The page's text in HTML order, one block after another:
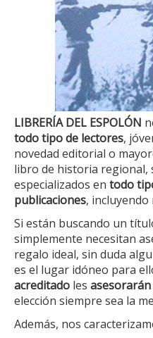
LIBRERÍA DEL ESPOLÓN
todo tipo de lectores,
novedad editorial o
libro de historia regional,
especializados en todo
publicaciones, incluyendo
Si están buscando un
simplemente necesitan
regalo ideal, sin duda
es el lugar idóneo para
acreditado les asesorarán
elección siempre sea la
Además, nos